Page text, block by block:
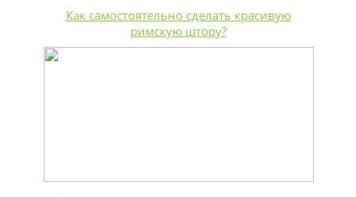
Как самостоятельно сделать красивую
римскую штору?